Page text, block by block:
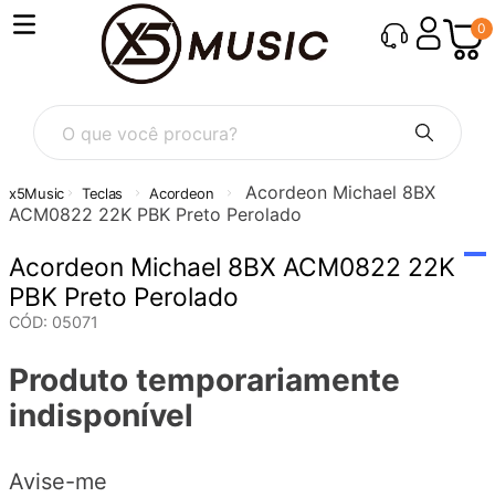
0
O que você procura?
Teclas Acordeon
Acordeon Michael 8BX
ACM0822 22K PBK Preto Perolado
Acordeon Michael 8BX ACM0822 22K
PBK Preto Perolado
CÓD: 05071
Produto temporariamente
indisponível
Avise-me